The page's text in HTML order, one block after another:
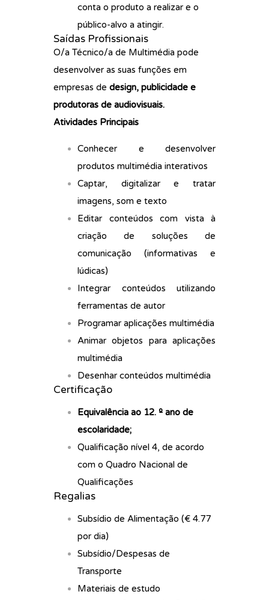
conta o produto a realizar e o
público-alvo a atingir.
Saídas Profissionais
O/a Técnico/a de Multimédia pode
desenvolver as suas funções em
empresas de design, publicidade e
produtoras de audiovisuais.
Atividades Principais
Conhecer e desenvolver
produtos multimédia interativos
Captar, digitalizar e tratar
imagens, som e texto
Editar conteúdos com vista à
criação de soluções de
comunicação (informativas e
lúdicas)
Integrar conteúdos utilizando
ferramentas de autor
Programar aplicações multimédia
Animar objetos para aplicações
multimédia
Desenhar conteúdos multimédia
Certificação
Equivalência ao 12. º ano de
escolaridade;
Qualificação nível 4, de acordo
com o Quadro Nacional de
Qualificações
Regalias
Subsídio de Alimentação (€ 4.77
por dia)
Subsídio/Despesas de
Transporte
Materiais de estudo